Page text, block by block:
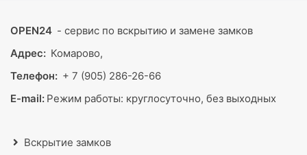
OPEN24 - сервис по вскрытию и замене замков
Адрес: Комарово,
Телефон: + 7 (905) 286-26-66
E-mail: Режим работы: круглосуточно, без выходных
Вскрытие замков